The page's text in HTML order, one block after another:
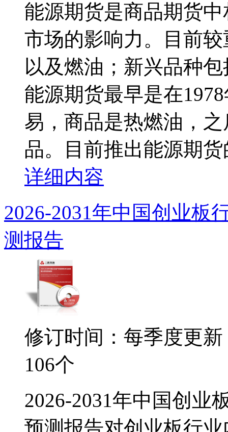
能源期货是商品期货
市场的影响力。目前
以及燃油；新兴品种
能源期货最早是在
易，商品是热燃油，
品。目前推出能源期货
详细内容
2026-2031年中国创业板
测报告
修订时间：每季度更新
106个
2026-2031年中国创业